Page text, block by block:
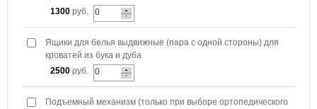
1300 руб.
Ящики для белья выдвижные (пара с одной стороны) для
кроватей из бука и дуба
2500 руб.
Подъемный механизм (только при выборе ортопедического